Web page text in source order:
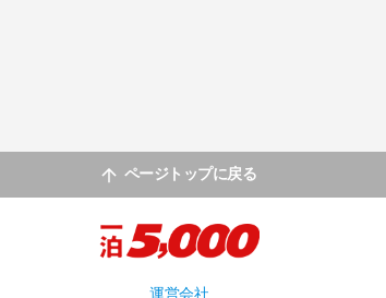
ページトップに戻る
運営会社